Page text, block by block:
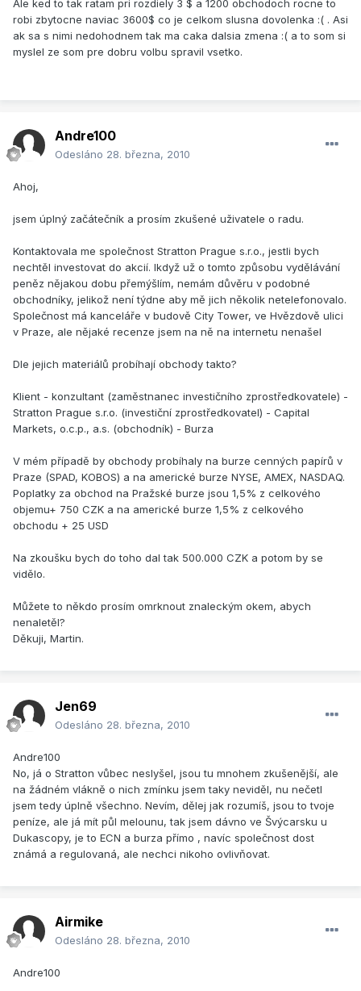
Ale ked to tak ratam pri rozdiely 3 $ a 1200 obchodoch rocne to
robi zbytocne naviac 3600$ co je celkom slusna dovolenka :( . Asi
ak sa s nimi nedohodnem tak ma caka dalsia zmena :( a to som si
myslel ze som pre dobru volbu spravil vsetko.
Andre100
Odesláno 28. března, 2010
Ahoj,
jsem úplný začátečník a prosím zkušené uživatele o radu.
Kontaktovala me společnost Stratton Prague s.r.o., jestli bych
nechtěl investovat do akcií. Ikdyž už o tomto způsobu vydělávání
peněz nějakou dobu přemýšlím, nemám důvěru v podobné
obchodníky, jelikož není týdne aby mě jich několik netelefonovalo.
Společnost má kanceláře v budově City Tower, ve Hvězdově ulici
v Praze, ale nějaké recenze jsem na ně na internetu nenašel
Dle jejich materiálů probíhají obchody takto?
Klient - konzultant (zaměstnanec investičního zprostředkovatele) -
Stratton Prague s.r.o. (investiční zprostředkovatel) - Capital
Markets, o.c.p., a.s. (obchodník) - Burza
V mém případě by obchody probíhaly na burze cenných papírů v
Praze (SPAD, KOBOS) a na americké burze NYSE, AMEX, NASDAQ.
Poplatky za obchod na Pražské burze jsou 1,5% z celkového
objemu+ 750 CZK a na americké burze 1,5% z celkového
obchodu + 25 USD
Na zkoušku bych do toho dal tak 500.000 CZK a potom by se
vidělo.
Můžete to někdo prosím omrknout znaleckým okem, abych
nenaletěl?
Děkuji, Martin.
Jen69
Odesláno 28. března, 2010
Andre100
No, já o Stratton vůbec neslyšel, jsou tu mnohem zkušenější, ale
na žádném vlákně o nich zmínku jsem taky neviděl, nu nečetl
jsem tedy úplně všechno. Nevím, dělej jak rozumíš, jsou to tvoje
peníze, ale já mít půl melounu, tak jsem dávno ve Švýcarsku u
Dukascopy, je to ECN a burza přímo , navíc společnost dost
známá a regulovaná, ale nechci nikoho ovlivňovat.
Airmike
Odesláno 28. března, 2010
Andre100